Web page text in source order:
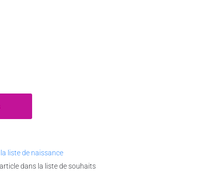
liste de naissance
dans la liste de souhaits